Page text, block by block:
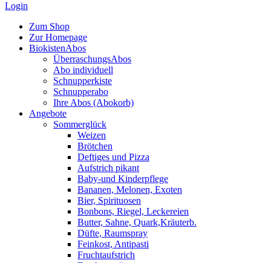
Login
Zum Shop
Zur Homepage
BiokistenAbos
ÜberraschungsAbos
Abo individuell
Schnupperkiste
Schnupperabo
Ihre Abos (Abokorb)
Angebote
Sommerglück
Weizen
Brötchen
Deftiges und Pizza
Aufstrich pikant
Baby-und Kinderpflege
Bananen, Melonen, Exoten
Bier, Spirituosen
Bonbons, Riegel, Leckereien
Butter, Sahne, Quark,Kräuterb.
Düfte, Raumspray
Feinkost, Antipasti
Fruchtaufstrich